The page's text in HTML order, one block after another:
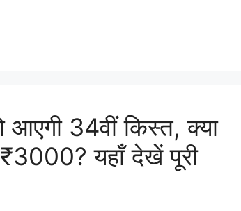
आएगी 34वीं किस्त, क्या
यहाँ देखें पूरी